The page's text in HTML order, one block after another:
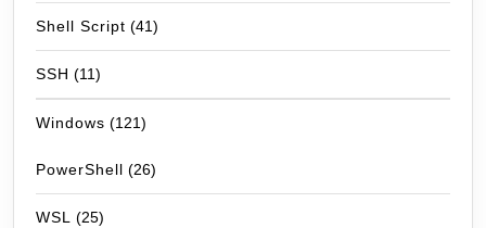
Shell Script (41)
SSH (11)
Windows (121)
PowerShell (26)
WSL (25)